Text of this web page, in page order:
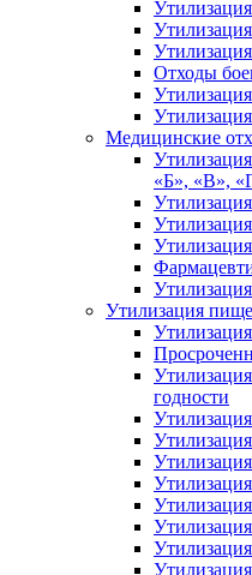
Отходы
Медицинские
«Б», «В»,
Утилизация
годности